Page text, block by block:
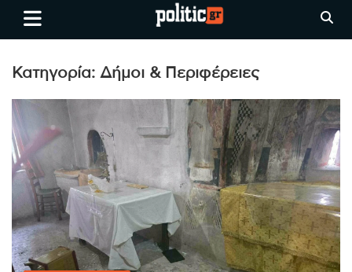
Skip
Ειδήσεις απο τη
Θεσσαλονίκη, την Ελλάδα και
όλο τον Κόσμο
politic.gr
Κατηγορία: Δήμοι & Περιφέρειες